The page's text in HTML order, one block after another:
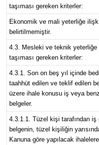
taşıması gereken kriterler:
Ekonomik ve mali yeterliğe
belirtilmemiştir.
4.3. Mesleki ve teknik yeterliğe
taşıması gereken kriterler:
4.3.1. Son on beş yıl içinde
taahhüt edilen ve teklif edilen
üzere ihale konusu iş veya
belgeler.
4.3.1.1. Tüzel kişi tarafından
belgenin, tüzel kişiliğin
Kanuna göre yapılacak